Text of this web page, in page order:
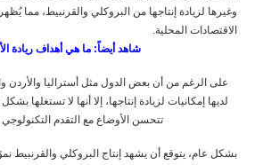
وغيرها لزيادة إنتاجها من البروكلي والقرنبيط، مما
الاقتصادات المحلية.
شاهد أيضاً: ما هي أهداف ريادة
على الرغم من أن بعض الدول مثل أستراليا والأردن
لديها إمكانيات لزيادة إنتاجها، إلا أنها لا تستغلها
تتحسن الأوضاع مع التقدم
بشكل عام، يتوقع أن يشهد إنتاج البروكلي والقرنبيط